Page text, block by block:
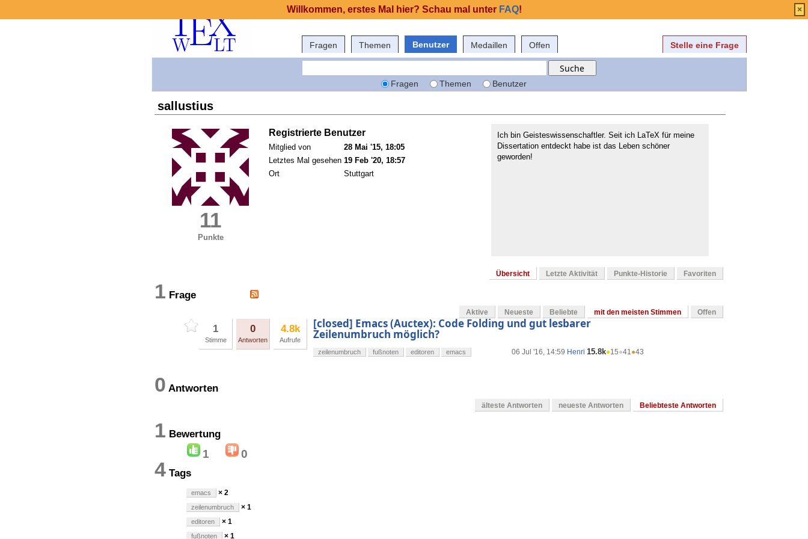
Fragen Themen Benutzer Medaillen Offen Stelle eine Frage
Fragen Themen Benutzer
sallustius
11
Punkte
Registrierte Benutzer
Mitglied von
28 Mai '15, 18:05
Letztes Mal gesehen 19 Feb '20, 18:57
Ort
Stuttgart
Ich bin Geisteswissenschaftler. Seit ich LaTeX für meine
Dissertation entdeckt habe ist das Leben schöner
geworden!
Übersicht Letzte Aktivität Punkte-Historie Favoriten
1 Frage
Aktive Neueste Beliebte mit den meisten Stimmen Offen
1
Stimme
0
Antworten
4.8k
Aufrufe
[closed] Emacs (Auctex): Code Folding und gut lesbarer
Zeilenumbruch möglich?
06 Jul '16, 14:59 Henri 15.8k●15●41●43
zeilenumbruch fußnoten editoren emacs
0 Antworten
älteste Antworten neueste Antworten Beliebteste Antworten
1 Bewertung
1 0
4 Tags
emacs × 2
zeilenumbruch × 1
editoren × 1
fußnoten × 1
Willkommen, erstes Mal hier? Schau mal unter FAQ! ×